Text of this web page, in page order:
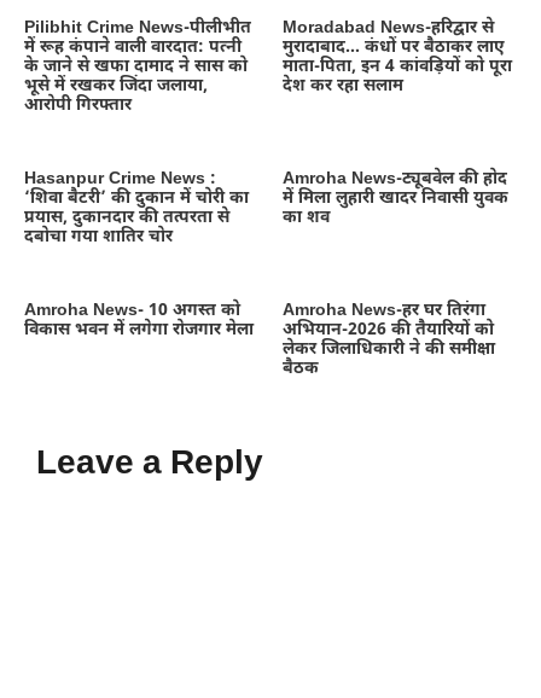
Pilibhit Crime News-पीलीभीत
में रूह कंपाने वाली वारदात: पत्नी
के जाने से खफा दामाद ने सास को
भूसे में रखकर जिंदा जलाया,
आरोपी गिरफ्तार
Moradabad News-हरिद्वार से
मुरादाबाद… कंधों पर बैठाकर लाए
माता-पिता, इन 4 कांवड़ियों को पूरा
देश कर रहा सलाम
Hasanpur Crime News :
‘शिवा बैटरी’ की दुकान में चोरी का
प्रयास, दुकानदार की तत्परता से
दबोचा गया शातिर चोर
Amroha News-ट्यूबवेल की होद
में मिला लुहारी खादर निवासी युवक
का शव
Amroha News- 10 अगस्त को
विकास भवन में लगेगा रोजगार मेला
Amroha News-हर घर तिरंगा
अभियान-2026 की तैयारियों को
लेकर जिलाधिकारी ने की समीक्षा
बैठक
Leave a Reply